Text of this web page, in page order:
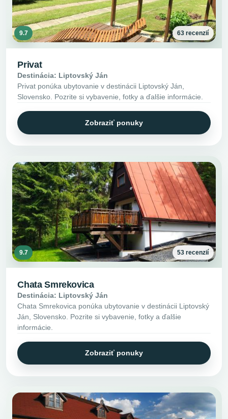
9.7 63 recenzií
Privat
Destinácia: Liptovský Ján
Privat ponúka ubytovanie v destinácii Liptovský Ján,
Slovensko. Pozrite si vybavenie, fotky a ďalšie informácie.
Zobraziť ponuky
9.7 53 recenzií
Chata Smrekovica
Destinácia: Liptovský Ján
Chata Smrekovica ponúka ubytovanie v destinácii Liptovský
Ján, Slovensko. Pozrite si vybavenie, fotky a ďalšie
informácie.
Zobraziť ponuky